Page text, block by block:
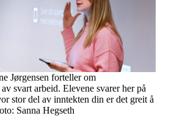
Jørgensen forteller om
svart arbeid. Elevene svarer her på
stor del av inntekten din er det greit å
Sanna Hegseth